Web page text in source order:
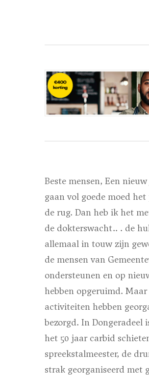
Beste mensen, Een
gaan vol goede moed
de rug. Dan heb ik het
de dokterswacht.. . de
allemaal in touw zijn
de mensen van
ondersteunen en op
hebben opgeruimd.
activiteiten hebben
bezorgd. In Dongeradeel
het 50 jaar carbid
spreekstalmeester, de
strak georganiseerd met